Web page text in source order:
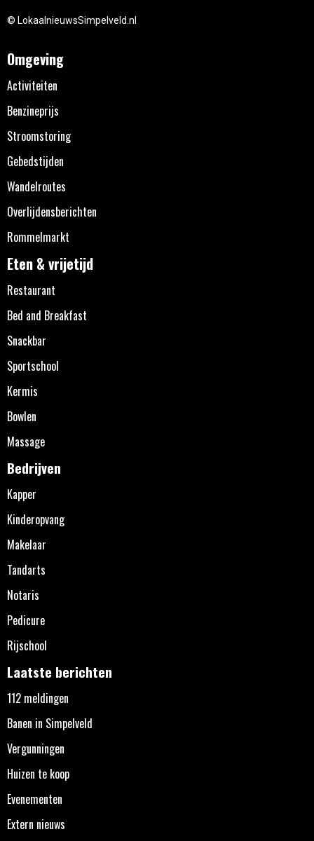
© LokaalnieuwsSimpelveld.nl
Omgeving
Activiteiten
Benzineprijs
Stroomstoring
Gebedstijden
Wandelroutes
Overlijdensberichten
Rommelmarkt
Eten & vrijetijd
Restaurant
Bed and Breakfast
Snackbar
Sportschool
Kermis
Bowlen
Massage
Bedrijven
Kapper
Kinderopvang
Makelaar
Tandarts
Notaris
Pedicure
Rijschool
Laatste berichten
112 meldingen
Banen in Simpelveld
Vergunningen
Huizen te koop
Evenementen
Extern nieuws